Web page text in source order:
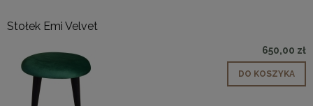
Stołek Emi Velvet
650,00 zł
DO KOSZYKA